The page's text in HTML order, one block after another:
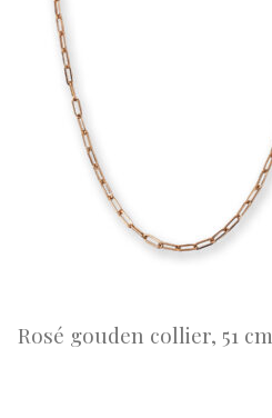
Rosé gouden collier, 51 cm